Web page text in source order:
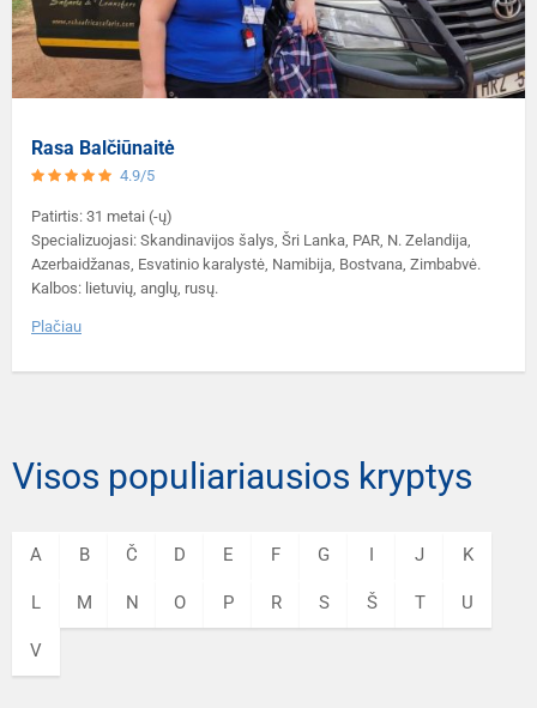
Rasa Balčiūnaitė
4.9/5
Patirtis: 31 metai (-ų)
Specializuojasi: Skandinavijos šalys, Šri Lanka, PAR, N. Zelandija,
Azerbaidžanas, Esvatinio karalystė, Namibija, Bostvana, Zimbabvė.
Kalbos: lietuvių, anglų, rusų.
Plačiau
Visos populiariausios kryptys
A B Č D E F G I J K
L M N O P R S Š T U
V